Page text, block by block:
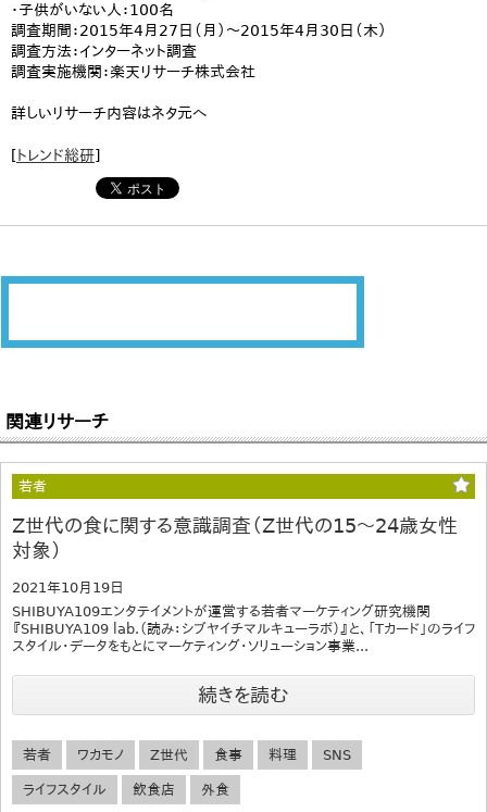
・子供がいない人：100名
調査期間：2015年4月27日（月）～2015年4月30日（木）
調査方法：インターネット調査
調査実施機関：楽天リサーチ株式会社
詳しいリサーチ内容はネタ元へ
[トレンド総研]
関連リサーチ
若者
Z世代の食に関する意識調査（Z世代の15～24歳女性
対象）
2021年10月19日
SHIBUYA109エンタテイメントが運営する若者マーケティング研究機関
『SHIBUYA109 lab.（読み：シブヤイチマルキューラボ）』と、「Tカード」のライフ
スタイル・データをもとにマーケティング・ソリューション事業...
続きを読む
若者 ワカモノ Z世代 食事 料理 SNS
ライフスタイル 飲食店 外食